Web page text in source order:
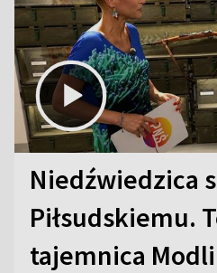
Niedźwiedzica
Piłsudskiemu.
tajemnica